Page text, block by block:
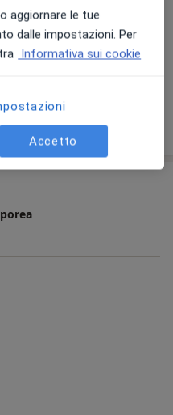
sull'esperienza
aggiornare le tue
dalle impostazioni. Per
Informativa sui cookie
Accetto